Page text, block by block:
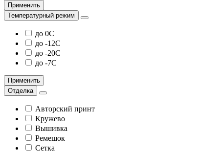
Применить
Температурный режим
до 0С
до -12С
до -20С
до -7С
Применить
Отделка
Авторский принт
Кружево
Вышивка
Ремешок
Сетка